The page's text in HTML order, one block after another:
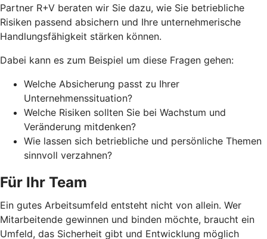
Partner R+V beraten wir Sie dazu, wie Sie betriebliche
Risiken passend absichern und Ihre unternehmerische
Handlungsfähigkeit stärken können.
Dabei kann es zum Beispiel um diese Fragen gehen:
Welche Absicherung passt zu Ihrer
Unternehmenssituation?
Welche Risiken sollten Sie bei Wachstum und
Veränderung mitdenken?
Wie lassen sich betriebliche und persönliche Themen
sinnvoll verzahnen?
Für Ihr Team
Ein gutes Arbeitsumfeld entsteht nicht von allein. Wer
Mitarbeitende gewinnen und binden möchte, braucht ein
Umfeld, das Sicherheit gibt und Entwicklung möglich